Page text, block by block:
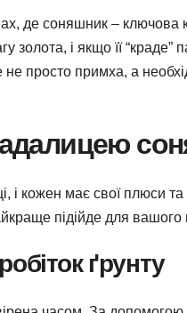
де соняшник –
золота, і якщо її “краде”
просто примха, а
і кожен має свої плюси
підійде для вашого
ґрунту